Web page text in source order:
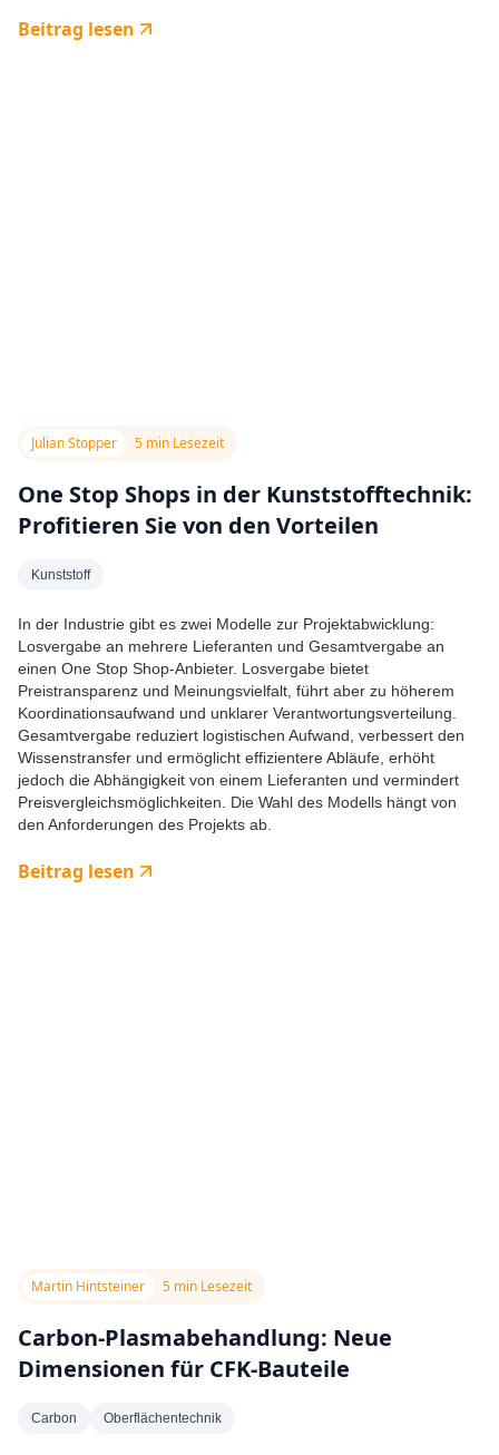
Beitrag lesen
Julian Stopper 5 min Lesezeit
One Stop Shops in der Kunststofftechnik:
Profitieren Sie von den Vorteilen
Kunststoff
In der Industrie gibt es zwei Modelle zur Projektabwicklung:
Losvergabe an mehrere Lieferanten und Gesamtvergabe an
einen One Stop Shop-Anbieter. Losvergabe bietet
Preistransparenz und Meinungsvielfalt, führt aber zu höherem
Koordinationsaufwand und unklarer Verantwortungsverteilung.
Gesamtvergabe reduziert logistischen Aufwand, verbessert den
Wissenstransfer und ermöglicht effizientere Abläufe, erhöht
jedoch die Abhängigkeit von einem Lieferanten und vermindert
Preisvergleichsmöglichkeiten. Die Wahl des Modells hängt von
den Anforderungen des Projekts ab.
Beitrag lesen
Martin Hintsteiner 5 min Lesezeit
Carbon-Plasmabehandlung: Neue
Dimensionen für CFK-Bauteile
Carbon Oberflächentechnik